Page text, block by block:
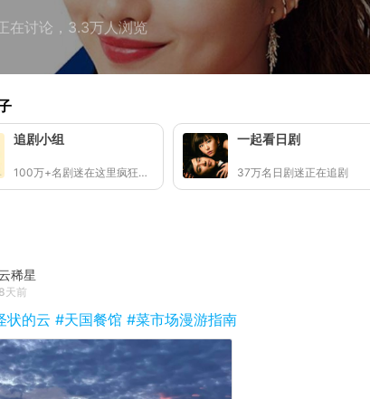
在讨论，3.3万人浏览
追剧小组
100万+名剧迷在这里疯狂刷剧
一起看日剧
37万名日剧迷正在追剧
稀星
8天前
状的云 #天国餐馆 #菜市场漫游指南